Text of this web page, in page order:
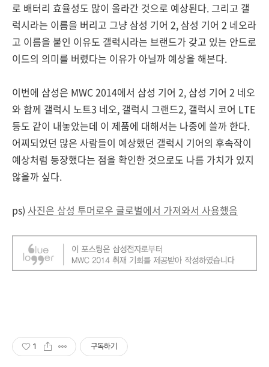
로 배터리 효율성도 많이 올라간 것으로 예상된다. 그리고 갤
럭시라는 이름을 버리고 그냥 삼성 기어 2, 삼성 기어 2 네오라
고 이름을 붙인 이유도 갤럭시라는 브랜드가 갖고 있는 안드로
이드의 의미를 버렸다는 이유가 아닐까 예상을 해본다.
이번에 삼성은 MWC 2014에서 삼성 기어 2, 삼성 기어 2 네오
와 함께 갤럭시 노트3 네오, 갤럭시 그랜드2, 갤럭시 코어 LTE
등도 같이 내놓았는데 이 제품에 대해서는 나중에 쓸까 한다.
어찌되었던 많은 사람들이 예상했던 갤럭시 기어의 후속작이
예상처럼 등장했다는 점을 확인한 것으로도 나름 가치가 있지
않을까 싶다.
ps) 사진은 삼성 투머로우 글로벌에서 가져와서 사용했음
1 구독하기